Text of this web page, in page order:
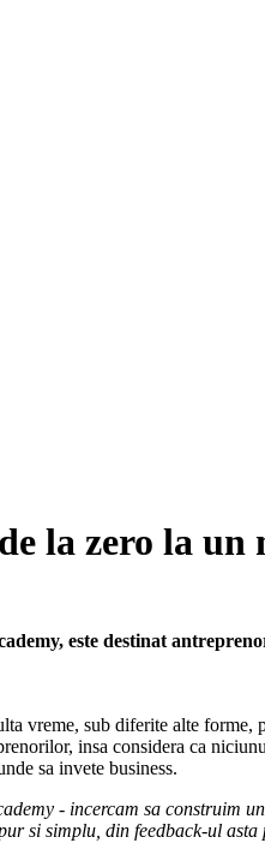
la zero la un
este destinat
vreme, sub diferite alte
insa considera ca
sa invete business.
- incercam sa construim
si simplu, din feedback-ul